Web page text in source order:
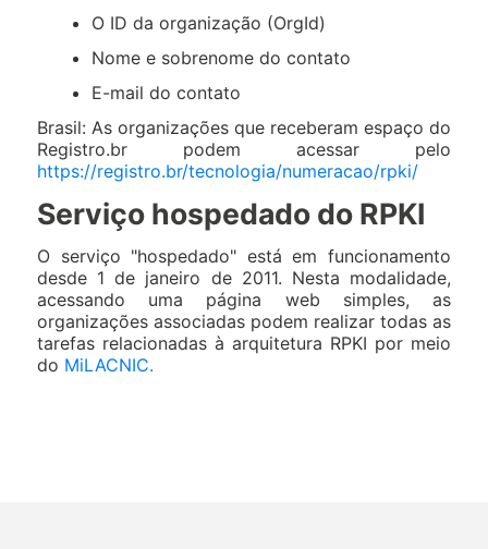
O ID da organização (OrgId)
Nome e sobrenome do contato
E-mail do contato
Brasil: As organizações que receberam espaço do
Registro.br podem acessar pelo
https://registro.br/tecnologia/numeracao/rpki/
Serviço hospedado do RPKI
O serviço "hospedado" está em funcionamento
desde 1 de janeiro de 2011. Nesta modalidade,
acessando uma página web simples, as
organizações associadas podem realizar todas as
tarefas relacionadas à arquitetura RPKI por meio
do MiLACNIC.